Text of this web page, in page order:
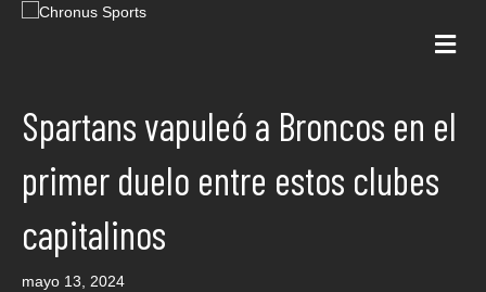
Spartans vapuleó a Broncos en el
primer duelo entre estos clubes
capitalinos
mayo 13, 2024